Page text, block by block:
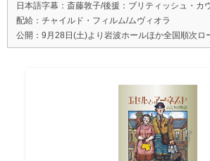
日本語字幕：斎藤敦子/後援：ブリティッシュ・カ
配給：チャイルド・フィルム/ムヴィオラ
公開：9月28日(土)より岩波ホールほか全国順次ロ